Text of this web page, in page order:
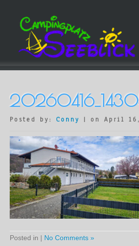
Posted by: Conny | on April
Posted in | No Comments »